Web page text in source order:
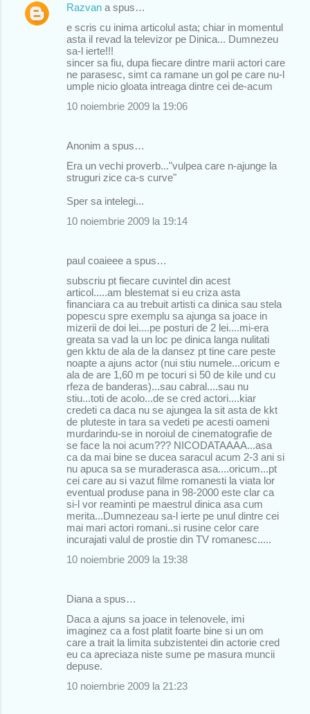
C
Razvan a spus…
e scris cu inima articolul asta; chiar in momentul
asta il revad la televizor pe Dinica... Dumnezeu
sa-l ierte!!!
sincer sa fiu, dupa fiecare dintre marii actori care
ne parasesc, simt ca ramane un gol pe care nu-l
umple nicio gloata intreaga dintre cei de-acum
10 noiembrie 2009 la 19:06
Anonim a spus…
Era un vechi proverb..."vulpea care n-ajunge la
struguri zice ca-s curve"
Sper sa intelegi...
10 noiembrie 2009 la 19:14
paul coaieee a spus…
subscriu pt fiecare cuvintel din acest
articol.....am blestemat si eu criza asta
financiara ca au trebuit artisti ca dinica sau stela
popescu spre exemplu sa ajunga sa joace in
mizerii de doi lei....pe posturi de 2 lei....mi-era
greata sa vad la un loc pe dinica langa nulitati
gen kktu de ala de la dansez pt tine care peste
noapte a ajuns actor (nui stiu numele...oricum e
ala de are 1,60 m pe tocuri si 50 de kile und cu
rfeza de banderas)...sau cabral....sau nu
stiu...toti de acolo...de se cred actori....kiar
credeti ca daca nu se ajungea la sit asta de kkt
de pluteste in tara sa vedeti pe acesti oameni
murdarindu-se in noroiul de cinematografie de
se face la noi acum??? NICODATAAAA...asa
ca da mai bine se ducea saracul acum 2-3 ani si
nu apuca sa se muraderasca asa....oricum...pt
cei care au si vazut filme romanesti la viata lor
eventual produse pana in 98-2000 este clar ca
si-l vor reaminti pe maestrul dinica asa cum
merita...Dumnezeau sa-l ierte pe unul dintre cei
mai mari actori romani..si rusine celor care
incurajati valul de prostie din TV romanesc.....
10 noiembrie 2009 la 19:38
Diana a spus…
Daca a ajuns sa joace in telenovele, imi
imaginez ca a fost platit foarte bine si un om
care a trait la limita subzistentei din actorie cred
eu ca apreciaza niste sume pe masura muncii
depuse.
10 noiembrie 2009 la 21:23